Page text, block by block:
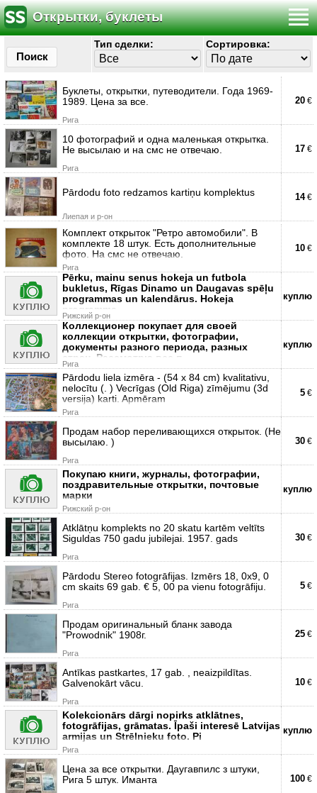
Открытки, буклеты
Поиск
Тип сделки: Сортировка:
Буклеты, открытки, путеводители. Года 1969-
1989. Цена за все.
Рига
20 €
10 фотографий и одна маленькая открытка.
Не высылаю и на смс не отвечаю.
Рига
17 €
Pārdodu foto redzamos kartiņu komplektus
Лиепая и р-он
14€
Комплект открыток "Ретро автомобили". В
комплекте 18 штук. Есть дополнительные
фото. На смс не отвечаю.
Рига
10 €
Pērku, mainu senus hokeja un futbola
bukletus, Rīgas Dinamo un Daugavas spēļu
programmas un kalendārus. Hokeja
programma
Рижский р-он
куплю
Коллекционер покупает для своей
коллекции открытки, фотографии,
документы разного периода, разных
стран. Рассмотрю все п
Рига
куплю
Pārdodu liela izmēra - (54 x 84 cm) kvalitativu,
nelocītu (. ) Vecrīgas (Old Riga) zīmējumu (3d
versija) karti. Apmēram
Рига
5 €
Продам набор переливающихся открыток. (Не
высылаю. )
Рига
30 €
Покупаю книги, журналы, фотографии,
поздравительные открытки, почтовые
марки
Рижский р-он
куплю
Atklātņu komplekts no 20 skatu kartēm veltīts
Siguldas 750 gadu jubilejai. 1957. gads
Рига
30 €
Pārdodu Stereo fotogrāfijas. Izmērs 18, 0x9, 0
cm skaits 69 gab. € 5, 00 pa vienu fotogrāfiju.
Рига
5 €
Продам оригинальный бланк завода
"Prowodnik" 1908г.
Рига
25 €
Antīkas pastkartes, 17 gab. , neaizpildītas.
Galvenokārt vācu.
Рига
10 €
Kolekcionārs dārgi nopirks atklātnes,
fotogrāfijas, grāmatas. Īpaši interesē Latvijas
armijas un Strēlnieku foto. Pi
Рига
куплю
Цена за все открытки. Даугавпилс з штуки,
Рига 5 штук. Иманта
100 €